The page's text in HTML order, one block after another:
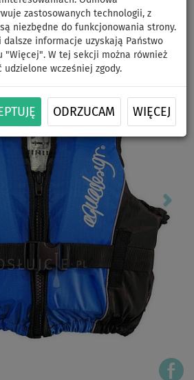
zastosowanych technologii, z
niezbędne do funkcjonowania strony.
dalsze informacje uzyskają Państwo
"Więcej". W tej sekcji można również
wcześniej zgody.
ODRZUCAM WIĘCEJ
Next